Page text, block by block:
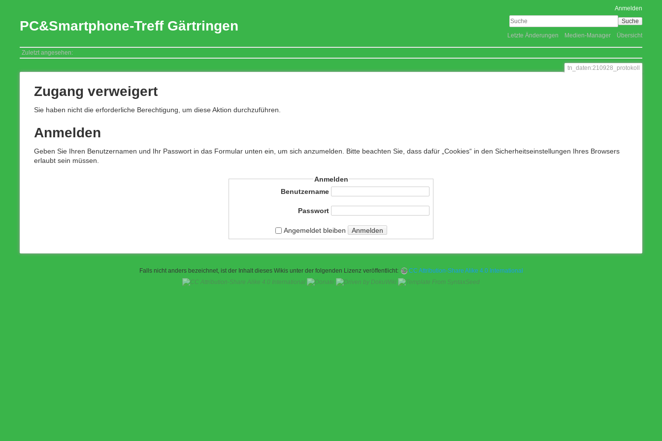
PC&Smartphone-Treff Gärtringen
Anmelden
Suche
Letzte Änderungen Medien-Manager Übersicht
Zuletzt angesehen:
tn_daten:210928_protokoll
Zugang verweigert
Sie haben nicht die erforderliche Berechtigung, um diese Aktion durchzuführen.
Anmelden
Geben Sie Ihren Benutzernamen und Ihr Passwort in das Formular unten ein, um sich anzumelden. Bitte beachten Sie, dass dafür „Cookies“ in den Sicherheitseinstellungen Ihres Browsers
erlaubt sein müssen.
Anmelden
Benutzername
Passwort
Angemeldet bleiben Anmelden
Falls nicht anders bezeichnet, ist der Inhalt dieses Wikis unter der folgenden Lizenz veröffentlicht: CC Attribution-Share Alike 4.0 International